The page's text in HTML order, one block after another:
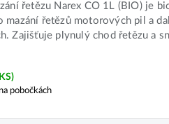
řetězu Narex CO 1L (BIO) je
mazání řetězů motorových pil a
Zajišťuje plynulý chod řetězu a
pobočkách